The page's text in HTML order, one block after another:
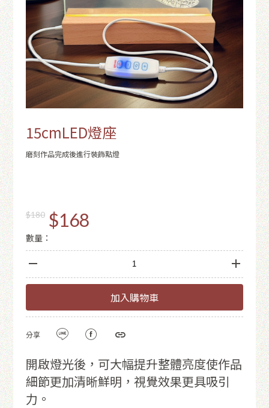
15cmLED燈座
磨刻作品完成後進行裝飾點燈
$180 $168
數量：
加入購物車
分享
開啟燈光後，可大幅提升整體亮度使作品
細節更加清晰鮮明，視覺效果更具吸引
力。